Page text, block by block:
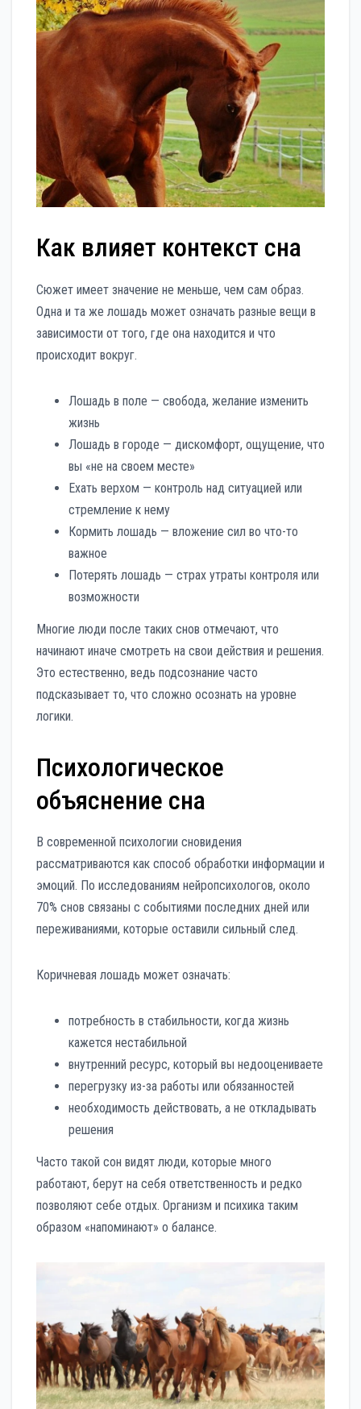
Как влияет контекст сна
Сюжет имеет значение не меньше, чем сам образ.
Одна и та же лошадь может означать разные вещи в
зависимости от того, где она находится и что
происходит вокруг.
Лошадь в поле — свобода, желание изменить
жизнь
Лошадь в городе — дискомфорт, ощущение, что
вы «не на своем месте»
Ехать верхом — контроль над ситуацией или
стремление к нему
Кормить лошадь — вложение сил во что-то
важное
Потерять лошадь — страх утраты контроля или
возможности
Многие люди после таких снов отмечают, что
начинают иначе смотреть на свои действия и решения.
Это естественно, ведь подсознание часто
подсказывает то, что сложно осознать на уровне
логики.
Психологическое
объяснение сна
В современной психологии сновидения
рассматриваются как способ обработки информации и
эмоций. По исследованиям нейропсихологов, около
70% снов связаны с событиями последних дней или
переживаниями, которые оставили сильный след.
Коричневая лошадь может означать:
потребность в стабильности, когда жизнь
кажется нестабильной
внутренний ресурс, который вы недооцениваете
перегрузку из-за работы или обязанностей
необходимость действовать, а не откладывать
решения
Часто такой сон видят люди, которые много
работают, берут на себя ответственность и редко
позволяют себе отдых. Организм и психика таким
образом «напоминают» о балансе.